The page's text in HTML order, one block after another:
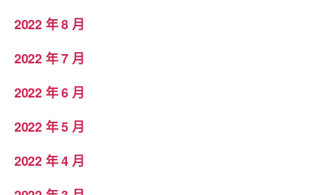
2022 年 8 月
2022 年 7 月
2022 年 6 月
2022 年 5 月
2022 年 4 月